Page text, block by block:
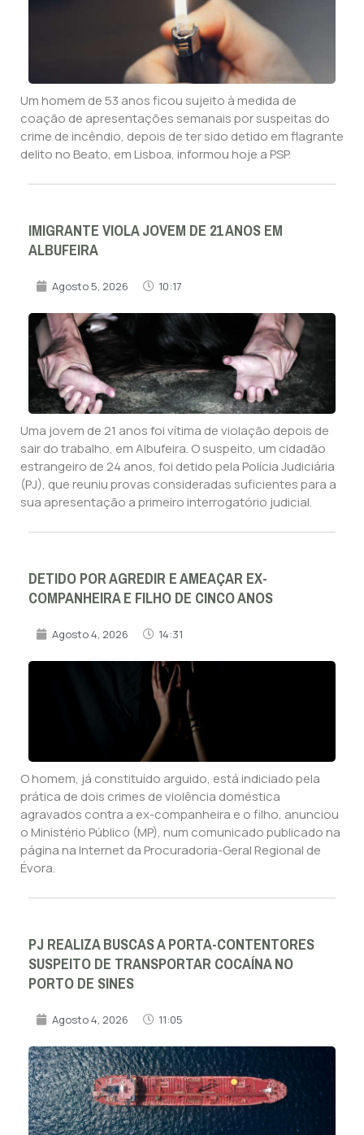
Um homem de 53 anos ficou sujeito à medida de
coação de apresentações semanais por suspeitas do
crime de incêndio, depois de ter sido detido em flagrante
delito no Beato, em Lisboa, informou hoje a PSP.
IMIGRANTE VIOLA JOVEM DE 21 ANOS EM
ALBUFEIRA
Agosto 5, 2026 10:17
Uma jovem de 21 anos foi vítima de violação depois de
sair do trabalho, em Albufeira. O suspeito, um cidadão
estrangeiro de 24 anos, foi detido pela Polícia Judiciária
(PJ), que reuniu provas consideradas suficientes para a
sua apresentação a primeiro interrogatório judicial.
DETIDO POR AGREDIR E AMEAÇAR EX-
COMPANHEIRA E FILHO DE CINCO ANOS
Agosto 4, 2026 14:31
O homem, já constituído arguido, está indiciado pela
prática de dois crimes de violência doméstica
agravados contra a ex-companheira e o filho, anunciou
o Ministério Público (MP), num comunicado publicado na
página na Internet da Procuradoria-Geral Regional de
Évora.
PJ REALIZA BUSCAS A PORTA-CONTENTORES
SUSPEITO DE TRANSPORTAR COCAÍNA NO
PORTO DE SINES
Agosto 4, 2026 11:05